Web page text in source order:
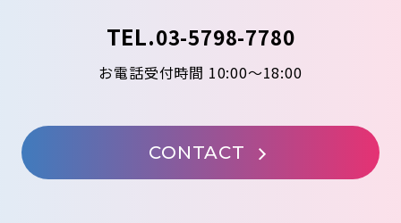
TEL.03-5798-7780
お電話受付時間 10:00～18:00
CONTACT